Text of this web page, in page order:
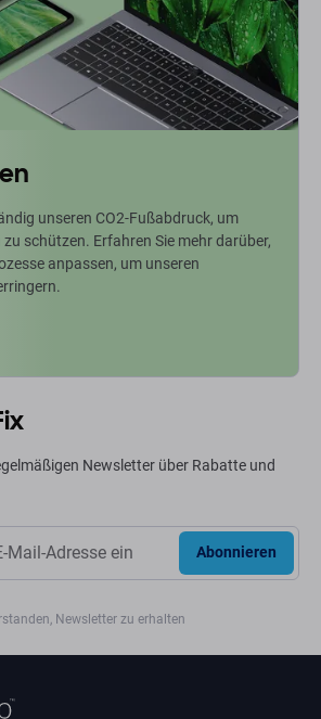
unseren CO2-Fußabdruck, um
schützen. Erfahren Sie mehr darüber,
anpassen, um unseren
Newsletter über Rabatte und
Abonnieren
Newsletter zu erhalten